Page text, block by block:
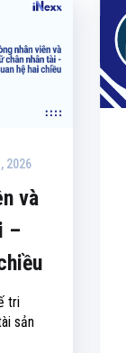
2026
và
–
tri
sản